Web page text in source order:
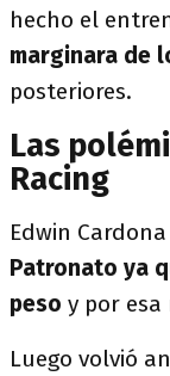
hecho el
marginara de
posteriores.
Las
Racing
Edwin Cardona
Patronato ya
peso y por
Luego volvió